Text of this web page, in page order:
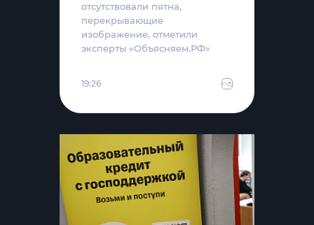
отсутствовали пятна,
перекрывающие
изображение, отметили
эксперты «Объясняем.РФ»
19:26